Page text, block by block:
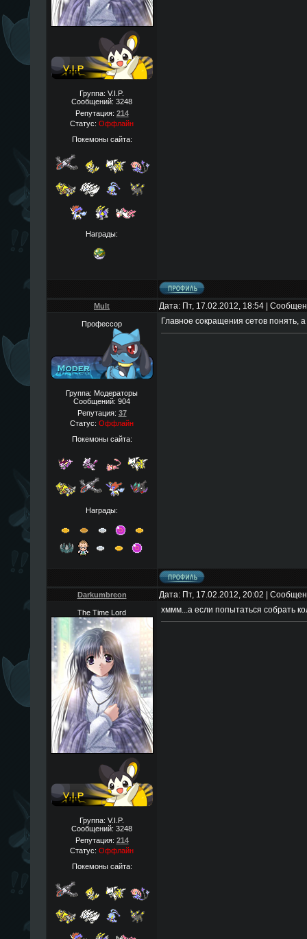
Группа: V.I.P.
Сообщений: 3248
Репутация: 214
Статус: Оффлайн
Покемоны сайта:
Награды:
Mult Дата: Пт, 17.02.2012, 18:54 |
Профессор
Группа: Модераторы
Сообщений: 904
Репутация: 37
Статус: Оффлайн
Покемоны сайта:
Награды:
Главное сокращения сетов понять,
Darkumbreon Дата: Пт, 17.02.2012, 20:02 |
The Time Lord
Группа: V.I.P.
Сообщений: 3248
Репутация: 214
Статус: Оффлайн
Покемоны сайта:
хммм...а если попытаться собрать